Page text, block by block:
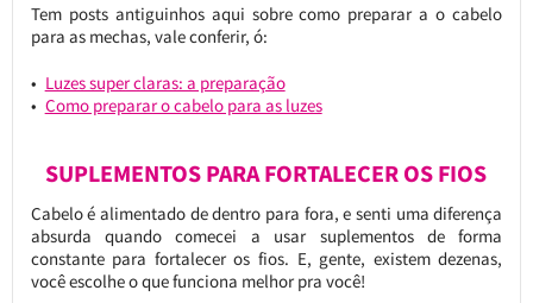
Tem posts antiguinhos aqui sobre como preparar a o cabelo
para as mechas, vale conferir, ó:
Luzes super claras: a preparação
Como preparar o cabelo para as luzes
SUPLEMENTOS PARA FORTALECER OS FIOS
Cabelo é alimentado de dentro para fora, e senti uma diferença
absurda quando comecei a usar suplementos de forma
constante para fortalecer os fios. E, gente, existem dezenas,
você escolhe o que funciona melhor pra você!